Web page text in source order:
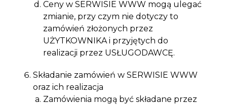
Ceny w SERWISIE WWW mogą ulegać
zmianie, przy czym nie dotyczy to
zamówień złożonych przez
UŻYTKOWNIKA i przyjętych do
realizacji przez USŁUGODAWCĘ.
Składanie zamówień w SERWISIE WWW
oraz ich realizacja
Zamówienia mogą być składane przez